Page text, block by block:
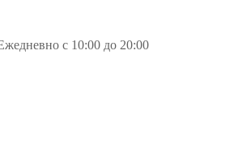
с 10:00 до 20:00